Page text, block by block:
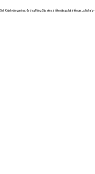
Khánh và ngay trục đường Rừng Sác nên có tiềm năng phát triển cao, phù hợp